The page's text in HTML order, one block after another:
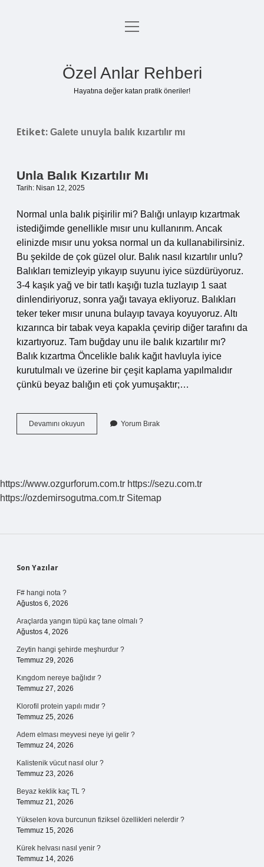
Anasayfa
menüyü
Özel Anlar Rehberi
Hayatına değer katan pratik öneriler!
Etiket: Galete unuyla balık kızartılır mı
Unla Balık Kızartılır Mı
Tarih: Nisan 12, 2025
Normal unla balık pişirilir mi? Balığı unlayıp kızartmak
istediğimde genellikle mısır unu kullanırım. Ancak
elinizde mısır unu yoksa normal un da kullanabilirsiniz.
Bu şekilde de çok güzel olur. Balık nasıl kızartılır unlu?
Balıkları temizleyip yıkayıp suyunu iyice süzdürüyoruz.
3-4 kaşık yağ ve bir tatlı kaşığı tuzla tuzlayıp 1 saat
dinlendiriyoruz, sonra yağı tavaya ekliyoruz. Balıkları
teker teker mısır ununa bulayıp tavaya koyuyoruz. Altı
kızarınca bir tabak veya kapakla çevirip diğer tarafını da
kızartıyoruz. Tam buğday unu ile balık kızartılır mı?
Balık kızartma Öncelikle balık kağıt havluyla iyice
kurutulmalı ve üzerine bir çeşit kaplama yapılmalıdır
çünkü beyaz balığın eti çok yumuşaktır;…
Devamını okuyun
Balık
Yorum Bırak
https://www.ozgurforum.com.tr https://sezu.com.tr
https://ozdemirsogutma.com.tr Sitemap
Sidebar
Son Yazılar
F# hangi nota ?
Ağustos 6, 2026
Araçlarda yangın tüpü kaç tane olmalı ?
Ağustos 4, 2026
Zeytin hangi şehirde meşhurdur ?
Temmuz 29, 2026
Kıngdom nereye bağlıdır ?
Temmuz 27, 2026
Klorofil protein yapılı mıdır ?
Temmuz 25, 2026
Adem elması meyvesi neye iyi gelir ?
Temmuz 24, 2026
Kalistenik vücut nasıl olur ?
Temmuz 23, 2026
Beyaz keklik kaç TL ?
Temmuz 21, 2026
Yükselen kova burcunun fiziksel özellikleri nelerdir ?
Temmuz 15, 2026
Kürek helvası nasıl yenir ?
Temmuz 14, 2026